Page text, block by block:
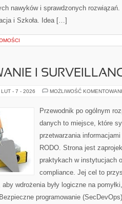
nawyków i sprawdzonych
i Szkoła. Idea […]
I
LUT - 7 - 2026 MOŻLIWOŚĆ
Przewodnik po ogólnym
danych to miejsce, które
przetwarzania
RODO. Strona jest
praktykach w instytucjach
compliance. Jej cel to
wdrożenia były logiczne na
programowanie